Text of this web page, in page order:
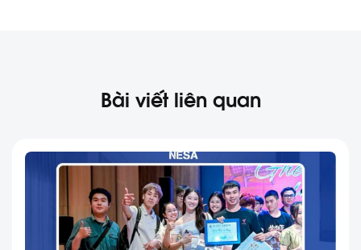
Bài viết liên quan